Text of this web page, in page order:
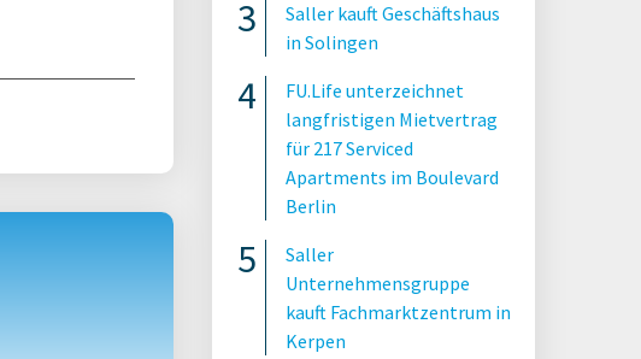
Saller kauft Geschäftshaus
in Solingen
FU.Life unterzeichnet
langfristigen Mietvertrag
für 217 Serviced
Apartments im Boulevard
Berlin
Saller
Unternehmensgruppe
kauft Fachmarktzentrum in
Kerpen